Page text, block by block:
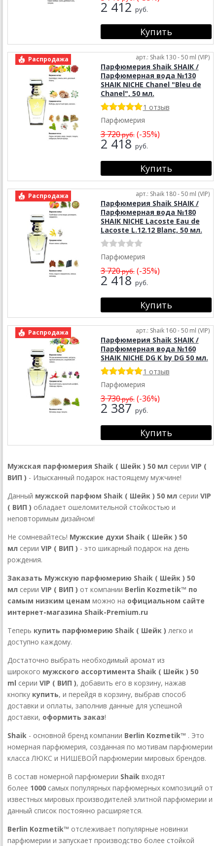
2 412 руб.
Распродажа арт.: Shaik 130 - 50 ml (VIP)
Парфюмерия Shaik SHAIK /
Парфюмерная вода №130
SHAIK NICHE Chanel "Bleu de
Chanel", 50 мл.
1 отзыв
Парфюмерия
3 720руб.(-35%)
2 418 руб.
Распродажа арт.: Shaik 180 - 50 ml (VIP)
Парфюмерия Shaik SHAIK /
Парфюмерная вода №180
SHAIK NICHE Lacoste Eau de
Lacoste L.12.12 Blanc, 50 мл.
Парфюмерия
3 720руб.(-35%)
2 418 руб.
Распродажа арт.: Shaik 160 - 50 ml (VIP)
Парфюмерия Shaik SHAIK /
Парфюмерная вода №160
SHAIK NICHE DG K by DG 50 мл.
1 отзыв
Парфюмерия
3 730руб.(-36%)
2 387 руб.
Мужская парфюмерия Shaik ( Шейк ) 50 мл серии VIP (
ВИП ) - Изысканный подарок настоящему мужчине!
Данный мужской парфюм Shaik ( Шейк ) 50 мл серии VIP
( ВИП ) обладает ошеломительной стойкостью и
неповторимым дизайном!
Не сомневайтесь! Мужские духи Shaik ( Шейк ) 50
мл серии VIP ( ВИП ) - это шикарный подарок на день
рождения.
Заказать Мужскую парфюмерию Shaik ( Шейк ) 50
мл серии VIP ( ВИП ) от компании Berlin Kozmetik™ по
самым низким ценам можно на официальном сайте
интернет-магазина Shaik-Premium.ru
Теперь купить парфюмерию Shaik ( Шейк ) легко и
доступно каждому.
Достаточно выбрать необходимый аромат из
широкого мужского ассортимента Shaik ( Шейк ) 50
ml серии VIP ( ВИП ), добавить его в корзину, нажав
кнопку купить, и перейдя в корзину, выбрав способ
доставки и оплаты, заполнив данные для успешной
доставки, оформить заказ!
Shaik - основной бренд компании Berlin Kozmetik™ . Это
номерная парфюмерия, созданная по мотивам парфюмерии
класса ЛЮКС и НИШЕВОЙ парфюмерии мировых брендов.
В состав номерной парфюмерии Shaik входят
более 1000 самых популярных парфюмерных композиций от
известных мировых производителей элитной парфюмерии и
данный список постоянно расширяется.
Berlin Kozmetik™ отслеживает популярные новинки
парфюмерии и запускает производство более стойкой